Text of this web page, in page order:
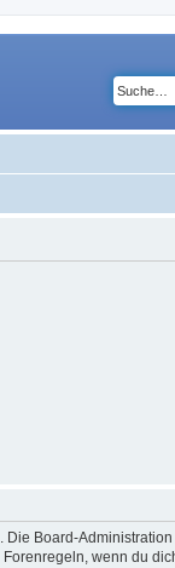
Board-
wenn du